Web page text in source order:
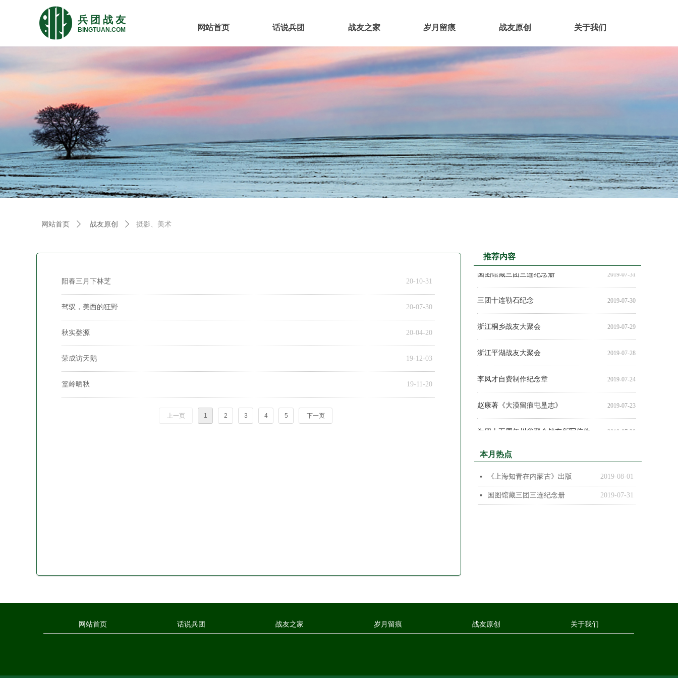
兵 团 战 友
网站首页 话说兵团 战友之家 岁月留痕 战友原创 关于我们
BINGTUAN.COM
20-10-31
阳春三月下林芝
20-07-30
驾驭，美西的狂野
20-04-20
秋实婺源
19-12-03
荣成访天鹅
19-11-20
篁岭晒秋
上一页 1 2 3 4 5 下一页
网站首页 ꄲ 战友原创 ꄲ 摄影、美术
本月热点
2019-08-01
넷 《上海知青在内蒙古》出版
2019-07-31
넷 国图馆藏三团三连纪念册
推荐内容
《上海知青在内蒙古》出版
2019-07-30
三团十连勒石纪念
2019-07-29
浙江桐乡战友大聚会
2019-07-28
浙江平湖战友大聚会
2019-07-24
李凤才自费制作纪念章
2019-07-23
赵康著《大漠留痕屯垦志》
2019-07-20
感人的一幕发生在三团六连聚会上
“最后一次晚点名”
纪念内蒙古生产建设兵团成立50周年
书讯——《闲情逸趣集》
一师三团三连纪念赴蒙50周年活动掠影
2018年新春团拜会圆满结束
2017年新春团拜会圆满结束
二先生梦想完美实现
浓浓战友情，欢聚在钢城
网站首页 话说兵团 战友之家 岁月留痕 战友原创 关于我们